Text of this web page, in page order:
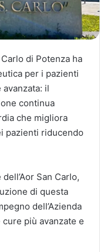
di Potenza ha
per i pazienti
il
continua
che migliora
pazienti riducendo
San Carlo,
di questa
dell’Azienda
più avanzate e